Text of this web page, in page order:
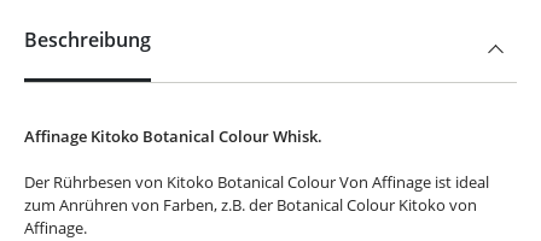
Beschreibung
Affinage Kitoko Botanical Colour Whisk.
Der Rührbesen von Kitoko Botanical Colour Von Affinage ist ideal
zum Anrühren von Farben, z.B. der Botanical Colour Kitoko von
Affinage.